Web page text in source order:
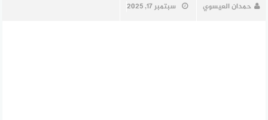
حمدان العيسوي سبتمبر 17, 2025